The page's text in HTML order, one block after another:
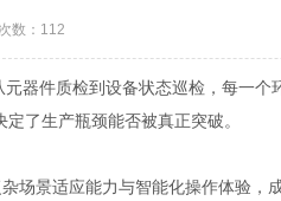
数： 112
件质检到设备状态巡检，每一个
了生产瓶颈能否被真正突破。
景适应能力与智能化操作体验，